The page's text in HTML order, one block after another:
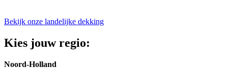
Bekijk onze landelijke dekking
Kies jouw regio:
Noord-Holland